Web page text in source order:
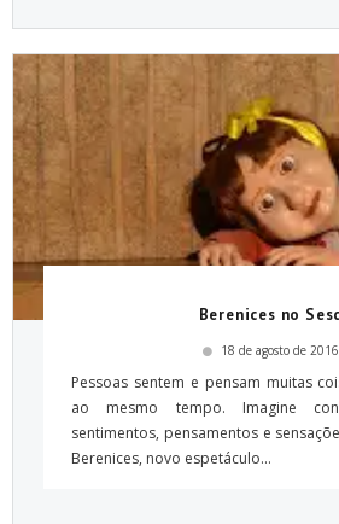
Berenices no Sesc
18 de agosto de 2016
Pessoas sentem e pensam muitas
ao mesmo tempo. Imagine
sentimentos, pensamentos e
Berenices, novo espetáculo...